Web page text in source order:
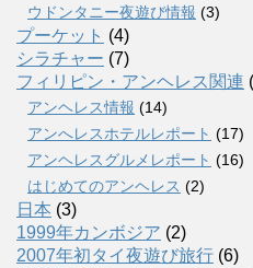
ウドンタニー夜遊び情報 (3)
プーケット (4)
シラチャー (7)
フィリピン・アンヘレス関連
アンヘレス情報 (14)
アンへレスホテルレポート (17)
アンヘレスグルメレポート (16)
はじめてのアンヘレス (2)
日本 (3)
1999年カンボジア (2)
2007年初タイ夜遊び旅行 (6)